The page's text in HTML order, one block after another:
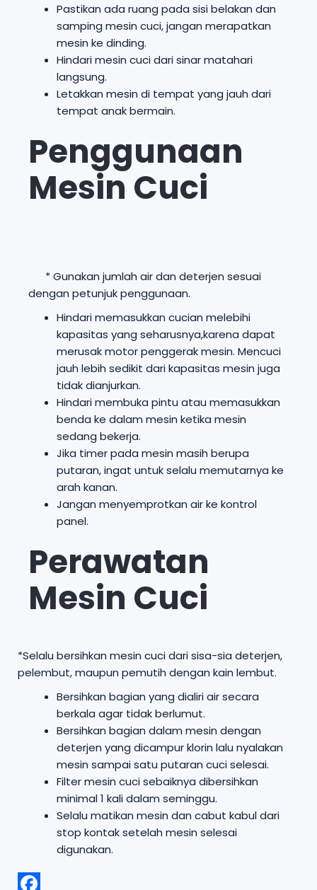
Pastikan ada ruang pada sisi belakan dan
samping mesin cuci, jangan merapatkan
mesin ke dinding.
Hindari mesin cuci dari sinar matahari
langsung.
Letakkan mesin di tempat yang jauh dari
tempat anak bermain.
Penggunaan
Mesin Cuci
* Gunakan jumlah air dan deterjen sesuai
dengan petunjuk penggunaan.
Hindari memasukkan cucian melebihi
kapasitas yang seharusnya,karena dapat
merusak motor penggerak mesin. Mencuci
jauh lebih sedikit dari kapasitas mesin juga
tidak dianjurkan.
Hindari membuka pintu atau memasukkan
benda ke dalam mesin ketika mesin
sedang bekerja.
Jika timer pada mesin masih berupa
putaran, ingat untuk selalu memutarnya ke
arah kanan.
Jangan menyemprotkan air ke kontrol
panel.
Perawatan
Mesin Cuci
*Selalu bersihkan mesin cuci dari sisa-sia deterjen,
pelembut, maupun pemutih dengan kain lembut.
Bersihkan bagian yang dialiri air secara
berkala agar tidak berlumut.
Bersihkan bagian dalam mesin dengan
deterjen yang dicampur klorin lalu nyalakan
mesin sampai satu putaran cuci selesai.
Filter mesin cuci sebaiknya dibersihkan
minimal 1 kali dalam seminggu.
Selalu matikan mesin dan cabut kabul dari
stop kontak setelah mesin selesai
digunakan.